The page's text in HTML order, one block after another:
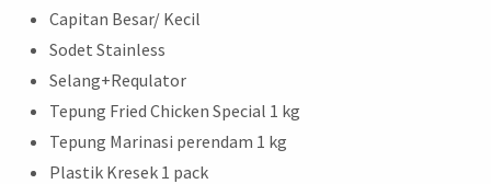
Capitan Besar/ Kecil
Sodet Stainless
Selang+Requlator
Tepung Fried Chicken Special 1 kg
Tepung Marinasi perendam 1 kg
Plastik Kresek 1 pack